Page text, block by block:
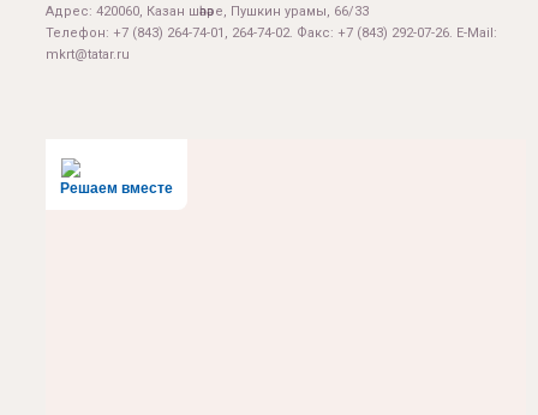
Адрес: 420060, Казан шәһәре, Пушкин урамы, 66/33
Телефон: +7 (843) 264-74-01, 264-74-02. Факс: +7 (843) 292-07-26. E-Mail:
mkrt@tatar.ru
Решаем вместе